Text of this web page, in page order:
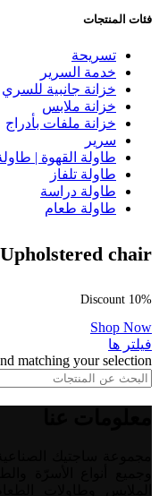
فئات المنتجات
تسريحة
خدمة السرير
خزانة جانبية للسري
خزانة ملابس
خزانة ملفات بأدراج
سرير
طاولة القهوة |
طاولة تلفاز
طاولة دراسة
طاولة طعام
Upholstered chair
Discount 10%
Shop Now
فیلتر ها
matching your selection.